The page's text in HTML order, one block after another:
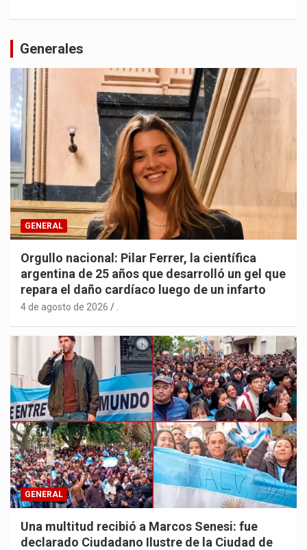
Generales
GENERAL
Orgullo nacional: Pilar Ferrer, la científica
argentina de 25 años que desarrolló un gel que
repara el daño cardíaco luego de un infarto
4 de agosto de 2026 .
GENERAL
Una multitud recibió a Marcos Senesi: fue
declarado Ciudadano Ilustre de la Ciudad de